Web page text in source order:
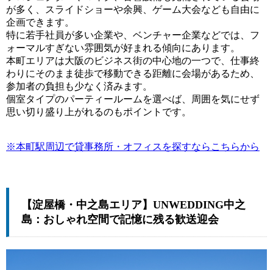
が多く、スライドショーや余興、ゲーム大会なども自由に
企画できます。
特に若手社員が多い企業や、ベンチャー企業などでは、フ
ォーマルすぎない雰囲気が好まれる傾向にあります。
本町エリアは大阪のビジネス街の中心地の一つで、仕事終
わりにそのまま徒歩で移動できる距離に会場があるため、
参加者の負担も少なく済みます。
個室タイプのパーティールームを選べば、周囲を気にせず
思い切り盛り上がれるのもポイントです。
※本町駅周辺で貸事務所・オフィスを探すならこちらから
【淀屋橋・中之島エリア】UNWEDDING中之
島：おしゃれ空間で記憶に残る歓送迎会